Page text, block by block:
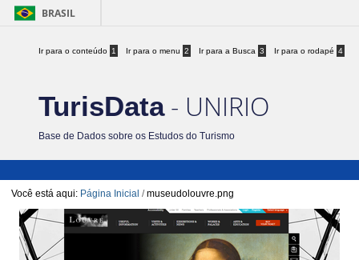
BRASIL
Ir para o conteúdo 1 Ir para o menu 2 Ir para a Busca 3 Ir para o rodapé 4
TurisData- UNIRIO
Base de Dados sobre os Estudos do Turismo
Você está aqui: Página Inicial /museudolouvre.png